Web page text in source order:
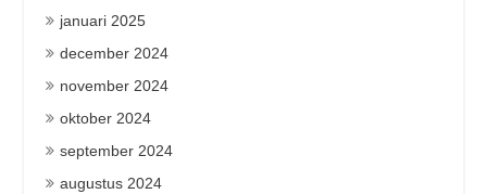
januari 2025
december 2024
november 2024
oktober 2024
september 2024
augustus 2024